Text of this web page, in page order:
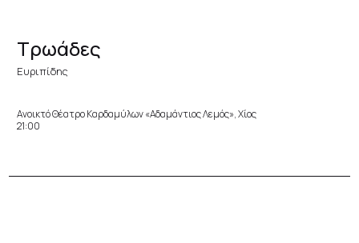
Τρωάδες
Ευριπίδης
Ανοικτό Θέατρο Καρδαμύλων «Αδαμάντιος Λεμός», Χίος
21:00